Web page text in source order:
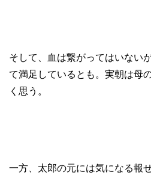
そして、血は繋がってはいない
て満足しているとも。実朝は母
く思う。
一方、太郎の元には気になる報